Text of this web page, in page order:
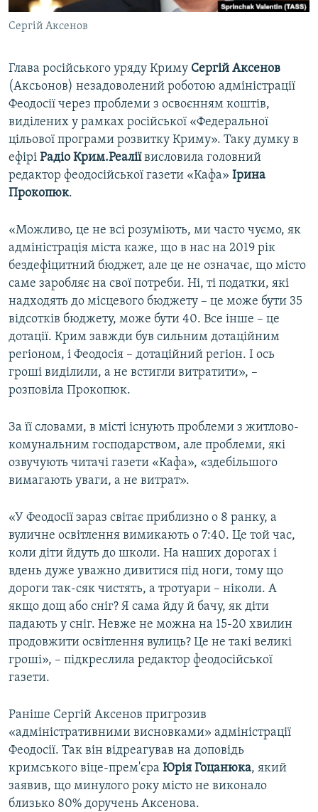
УКРАЇНСЬКА ПРОБЛЕМА КРИМУ
ІНФОГРАФІКА
ДОЛУЧАЙСЯ!
Усі сайти RFE/RL
Сергій Аксенов
Глава російського уряду Криму Сергій Аксенов
(Аксьонов) незадоволений роботою адміністрації
Феодосії через проблеми з освоєнням коштів,
виділених у рамках російської «Федеральної
цільової програми розвитку Криму». Таку думку в
ефірі Радіо Крим.Реаліївисловила головний
редактор феодосійської газети «Кафа» Ірина
Прокопюк.
«Можливо, це не всі розуміють, ми часто чуємо, як
адміністрація міста каже, що в нас на 2019 рік
бездефіцитний бюджет, але це не означає, що місто
саме заробляє на свої потреби. Ні, ті податки, які
надходять до місцевого бюджету – це може бути 35
відсотків бюджету, може бути 40. Все інше – це
дотації. Крим завжди був сильним дотаційним
регіоном, і Феодосія – дотаційний регіон. І ось
гроші виділили, а не встигли витратити», –
розповіла Прокопюк.
За її словами, в місті існують проблеми з житлово-
комунальним господарством, але проблеми, які
озвучують читачі газети «Кафа», «здебільшого
вимагають уваги, а не витрат».
«У Феодосії зараз світає приблизно о 8 ранку, а
вуличне освітлення вимикають о 7:40. Це той час,
коли діти йдуть до школи. На наших дорогах і
вдень дуже уважно дивитися під ноги, тому що
дороги так-сяк чистять, а тротуари – ніколи. А
якщо дощ або сніг? Я сама йду й бачу, як діти
падають у сніг. Невже не можна на 15-20 хвилин
продовжити освітлення вулиць? Це не такі великі
гроші», – підкреслила редактор феодосійської
газети.
Раніше Сергій Аксенов пригрозив
«адміністративними висновками» адміністрації
Феодосії. Так він відреагував на доповідь
кримського віце-прем'єра Юрія Гоцанюка, який
заявив, що минулого року місто не виконало
близько 80% доручень Аксенова.